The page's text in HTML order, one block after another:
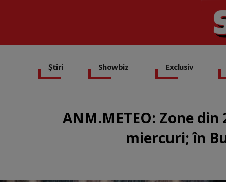
Știri Showbiz Exclusiv
ANM.METEO: Zone
miercuri; în